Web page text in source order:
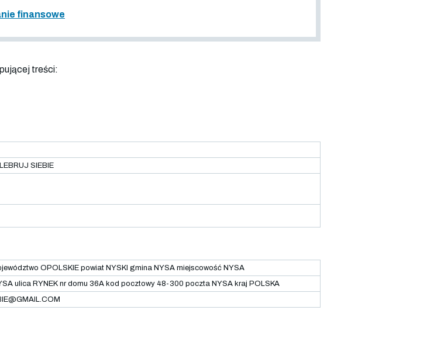
finansowe
treści:
SIEBIE
OPOLSKIE powiat NYSKI gmina NYSA miejscowość NYSA
ulica RYNEK nr domu 36A kod pocztowy 48-300 poczta NYSA kraj POLSKA